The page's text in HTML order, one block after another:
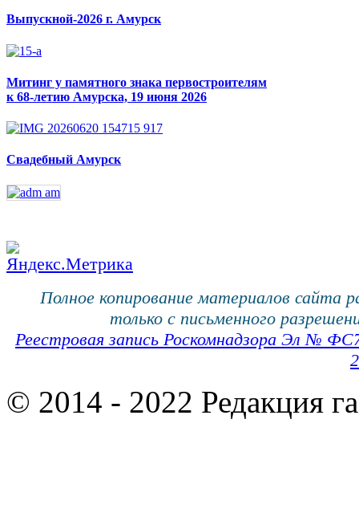
Выпускной-2026 г. Амурск
Митинг у памятного знака первостроителям
к 68-летию Амурска, 19 июня 2026
Свадебный Амурск
Полное копирование материалов сайта
только с письменного
Реестровая запись Роскомнадзора Эл №
© 2014 - 2022 Редакция